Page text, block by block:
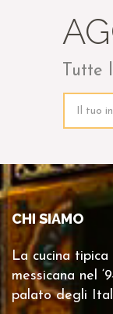
Tutte
CHI SIAMO
La cucina
messicana nel
palato degli